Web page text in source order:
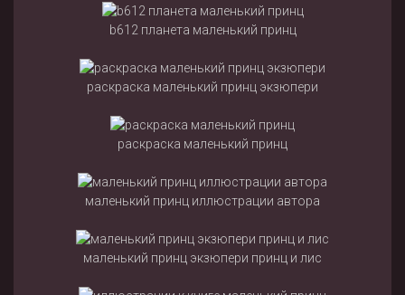
b612 планета маленький принц
раскраска маленький принц экзюпери
раскраска маленький принц
маленький принц иллюстрации автора
маленький принц экзюпери принц и лис